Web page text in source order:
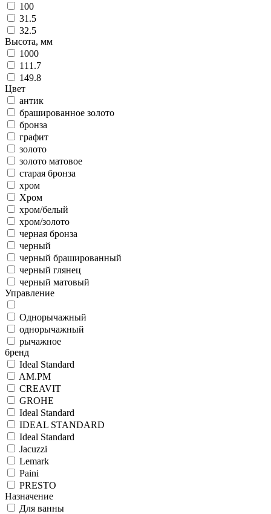
100
31.5
32.5
Высота, мм
1000
111.7
149.8
Цвет
антик
брашированное золото
бронза
графит
золото
золото матовое
старая бронза
хром
Хром
хром/белый
хром/золото
черная бронза
черный
черный брашированный
черный глянец
черный матовый
Управление
Однорычажный
однорычажный
рычажное
бренд
Ideal Standard
AM.PM
CREAVIT
GROHE
Ideal Standard
IDEAL STANDARD
Ideal Standard
Jacuzzi
Lemark
Paini
PRESTO
Назначение
Для ванны